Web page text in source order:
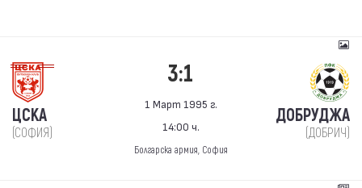
ЦСКА
(СОФИЯ)
3:1
1 Март 1995 г.
14:00 ч.
Болгарска армия, София
ДОБРУДЖА
(ДОБРИЧ)